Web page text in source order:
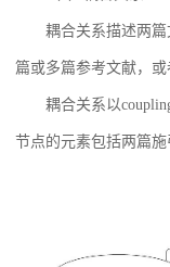
耦合关系描述两
篇或多篇参考文献，
耦合关系以
节点的元素包括两篇